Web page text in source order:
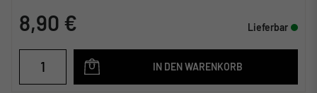
8,90 € Lieferbar
IN DEN WARENKORB